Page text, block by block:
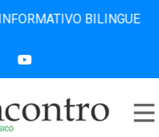
BILINGUE CHE